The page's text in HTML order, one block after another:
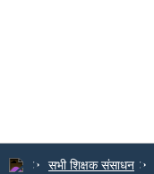
सभी शिक्षक संसाधन